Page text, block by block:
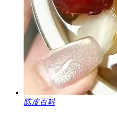
陈皮百科